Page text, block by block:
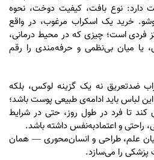
دارد: نوع بافت، کیفیت دوخت، نحوه
خرید یک اسکراب مرغوب، در واقع
فردی است؛ چیزی که در محیط درمانی،
یا میان بی‌نظمی و حرفه‌مندی را رقم
ضدتعریق نه یک گزینه لوکس، بلکه
لباس باید ادامه‌ی طبیعی پوست باشد؛
تا فرد در طول روز، حتی در شرایط
و اعتمادبه‌نفس داشته باشد.
علم، طراحی و انسان‌محوری — همان
پزشکی را می‌سازد.